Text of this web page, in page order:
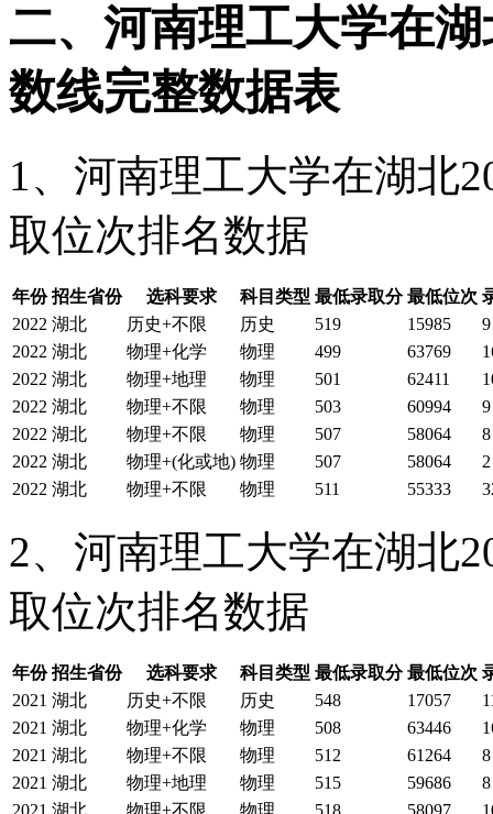
二、河南理工大学在
数线完整数据表
1、河南理工大学在湖北
取位次排名数据
年份 招生省份 选科要求 科目类型 最低录取分 最低位次
2022 湖北 历史+不限 历史 519 15985
9
2022 湖北 物理+化学 物理 499 63769
2022 湖北 物理+地理 物理 501 62411
2022 湖北 物理+不限 物理 503 60994
9
2022 湖北 物理+不限 物理 507 58064
8
2022 湖北 物理+(化或地) 物理 507 58064
2
2022 湖北 物理+不限 物理 511 55333
2、河南理工大学在湖北
取位次排名数据
年份 招生省份 选科要求 科目类型 最低录取分 最低位次
2021 湖北 历史+不限 历史 548 17057
2021 湖北 物理+化学 物理 508 63446
2021 湖北 物理+不限 物理 512 61264
8
2021 湖北 物理+地理 物理 515 59686
8
2021 湖北 物理+不限 物理 518 58097